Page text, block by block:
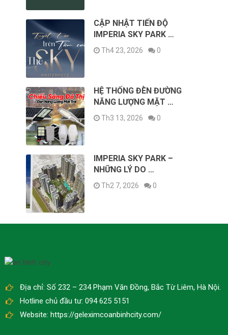
CẬP NHẬT TIẾN ĐỘ
IMPERIA SKY PARK …
Th4 23, 2026 0
HỆ THỐNG ĐÈN ĐƯỜNG
NĂNG LƯỢNG MẶT …
Th3 13, 2026 0
IMPERIA SKY PARK –
NHỮNG LÝ DO …
Th2 7, 2026 0
Địa chỉ: Số 232 – 234 Phạm Văn Đồng, Bắc Từ Liêm, Hà Nội.
Hotline chủ đầu tư: 094 625 5151
Website: https://geleximcoanbinhcity.com/